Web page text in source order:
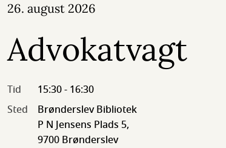
26. august 2026
Advokatvagt
Tid
15:30 - 16:30
Sted
Brønderslev Bibliotek
P N Jensens Plads 5,
9700 Brønderslev